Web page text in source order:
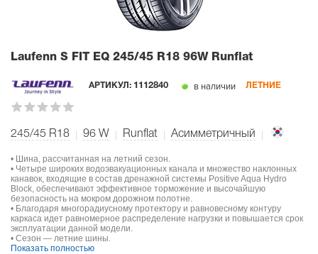
Laufenn S FIT EQ 245/45 R18 96W Runflat
АРТИКУЛ: 1112840 в наличии ЛЕТНИЕ
245/45 R18 96 W Runflat Асимметричный
• Шина, рассчитанная на летний сезон.
• Четыре широких водоэвакуационных канала и множество наклонных
канавок, входящие в состав дренажной системы Positive Aqua Hydro
Block, обеспечивают эффективное торможение и высочайшую
безопасность на мокром дорожном полотне.
• Благодаря многорадиусному протектору и равновесному контуру
каркаса идет равномерное распределение нагрузки и повышается срок
эксплуатации данной модели.
• Сезон — летние шины.
Показать полностью